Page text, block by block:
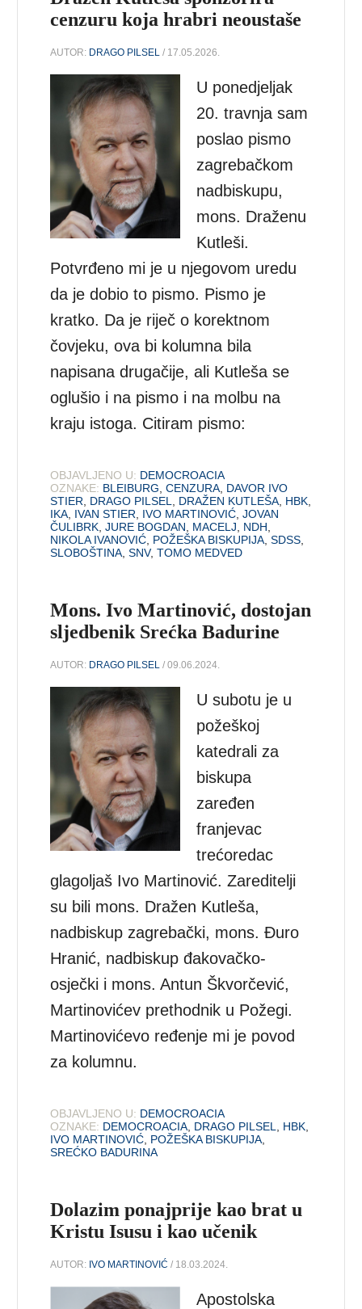
cenzuru koja hrabri neoustaše
AUTOR: DRAGO PILSEL / 17.05.2026.
U ponedjeljak
20. travnja sam
poslao pismo
zagrebačkom
nadbiskupu,
mons. Draženu
Kutleši.
Potvrđeno mi je u njegovom uredu
da je dobio to pismo. Pismo je
kratko. Da je riječ o korektnom
čovjeku, ova bi kolumna bila
napisana drugačije, ali Kutleša se
oglušio i na pismo i na molbu na
kraju istoga. Citiram pismo:
OBJAVLJENO U: DEMOCROACIA
OZNAKE: BLEIBURG ,CENZURA DAVOR IVO
STIER
DRAGO PILSEL DRAŽEN KUTLEŠA HBK
IKA IVAN STIER IVO MARTINOVIĆ ,JOVAN
ČULIBRK ,JURE BOGDAN MACELJ NDH
NIKOLA IVANOVIĆ POŽEŠKA BISKUPIJA ,SDSS
SLOBOŠTINA ,SNV,TOMO MEDVED
Mons. Ivo Martinović, dostojan
sljedbenik Srećka Badurine
AUTOR: DRAGO PILSEL / 09.06.2024.
U subotu je u
požeškoj
katedrali za
biskupa
zaređen
franjevac
trećoredac
glagoljaš Ivo Martinović. Zareditelji
su bili mons. Dražen Kutleša,
nadbiskup zagrebački, mons. Đuro
Hranić, nadbiskup đakovačko-
osječki i mons. Antun Škvorčević,
Martinovićev prethodnik u Požegi.
Martinovićevo ređenje mi je povod
za kolumnu.
OBJAVLJENO U: DEMOCROACIA
OZNAKE: DEMOCROACIA DRAGO PILSEL HBK
IVO MARTINOVIĆ POŽEŠKA BISKUPIJA
SREĆKO BADURINA
Dolazim ponajprije kao brat u
Kristu Isusu i kao učenik
AUTOR: IVO MARTINOVIĆ / 18.03.2024.
Apostolska